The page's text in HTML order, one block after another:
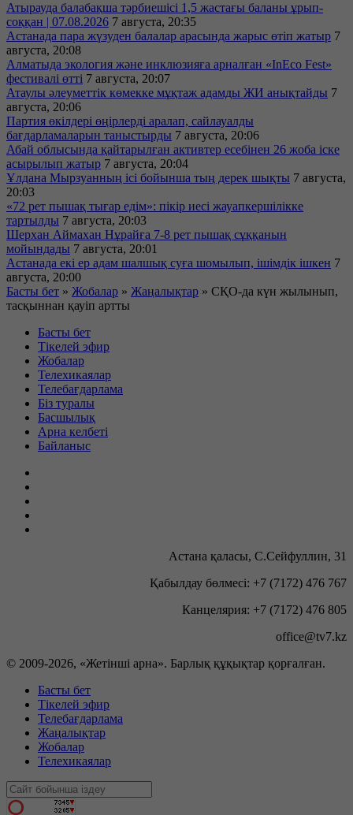
Атырауда балабақша тәрбиешісі 1,5 жастағы баланы ұрып-
соққан | 07.08.2026 7 августа, 20:35
Астанада пара жүзуден балалар арасында жарыс өтіп жатыр 7
августа, 20:08
Алматыда экология және инклюзияға арналған «InEco Fest»
фестивалі өтті 7 августа, 20:07
Атаулы әлеуметтік көмекке мұқтаж адамды ЖИ анықтайды 7
августа, 20:06
Партия өкілдері өңірлерді аралап, сайлауалды
бағдарламаларын таныстырды 7 августа, 20:06
Абай облысында қайтарылған активтер есебінен 26 жоба іске
асырылып жатыр 7 августа, 20:04
Ұлдана Мырзуанның ісі бойынша тың дерек шықты 7 августа,
20:03
«72 рет пышақ тығар едім»: пікір иесі жауапкершілікке
тартылды 7 августа, 20:03
Шерхан Аймахан Нұрайға 7-8 рет пышақ сұққанын
мойындады 7 августа, 20:01
Астанада екі ер адам шалшық суға шомылып, ішімдік ішкен 7
августа, 20:00
Басты бет » Жобалар » Жаңалықтар » СҚО-да күн жылынып,
тасқыннан қауіп артты
Басты бет
Тікелей эфир
Жобалар
Телехикаялар
Телебағдарлама
Біз туралы
Басшылық
Арна келбеті
Байланыс
Астана қаласы, С.Сейфуллин, 31
Қабылдау бөлмесі: +7 (7172) 476 767
Канцелярия: +7 (7172) 476 805
office@tv7.kz
© 2009-2026, «Жетінші арна». Барлық құқықтар қорғалған.
Басты бет
Тікелей эфир
Телебағдарлама
Жаңалықтар
Жобалар
Телехикаялар